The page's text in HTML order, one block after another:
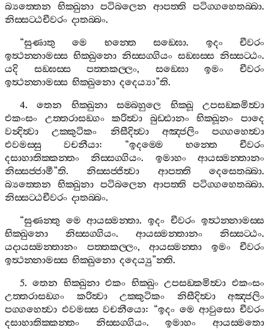
බ්‍යත‍්තෙන
භික‍්ඛුනා පටිබලෙන ආපත‍්ති පටිග‍්ගහෙතබ‍්බා.
නිස‍්සට‍්ඨචීවරං දාතබ‍්බං.
“සුණාතු මෙ භන‍්තෙ සඞ‍්ඝො. ඉදං
චීවරං
ඉත්‍ථන‍්නාමස‍්ස භික‍්ඛුනො නිස‍්සග‍්ගියං සඞ‍්ඝස‍්ස නිස‍්සට‍්ඨං.
යදි
සඞ‍්ඝස‍්ස පත‍්තකල‍්ලං, සඞ‍්ඝො ඉමං
චීවරං
ඉත්‍ථන‍්නාමස‍්ස භික‍්ඛුනො දදෙය්‍යා”ති.
4.තෙන භික‍්ඛුනා සම‍්බහුලෙ භික‍්ඛූ
උපසඞ‍්කමිත්‍වා
එකංසං
උත‍්තරාසඞ‍්ගං කරිත්‍වා බුඩ‍්ඪානං භික‍්ඛූනං
පාදෙ
වන්‍දිත්‍වා
උක‍්කුටිකං නිසීදිත්‍වා අඤ‍්ජලිං
පග‍්ගහෙත්‍වා
එවමස‍්සු
වචනීයා: “ඉදම‍්මෙ භන‍්තෙ
චීවරං
දසාහාතික‍්කන‍්තං
නිස‍්සග‍්ගියං. ඉමාහං
ආයස‍්මන‍්තානං
නිස‍්සජ‍්ජාමී”ති.නිස‍්සජ‍්ජිත්‍වා ආපත‍්ති දෙසෙතබ‍්බා.
බ්‍යත‍්තෙන
භික‍්ඛුනා පටිබලෙන ආපත‍්ති පටිග‍්ගහෙතබ‍්බා.
නිස‍්සට‍්ඨචීවරං දාතබ‍්බං.
“සුණන‍්තු මෙ ආයස‍්මන‍්තා.ඉදං චීවරං ඉත්‍ථන‍්නාමස‍්ස
භික‍්ඛුනො
නිස‍්සග‍්ගියං. ආයස‍්මන‍්තානං නිස‍්සට‍්ඨං.
යදායස‍්මන‍්තානං
පත‍්තකල‍්ලං, ආයස‍්මන‍්තා ඉමං
චීවරං
ඉත්‍ථන‍්නාමස‍්ස භික‍්ඛුනො දදෙය්‍යු”න‍්ති.
5.තෙන භික‍්ඛුනා එකං භික‍්ඛුං උපසඞ‍්කමිත්‍වා එකංසං
උත‍්තරාසඞ‍්ගං
කරිත්‍වා උක‍්කුටිකං නිසීදිත්‍වා
අඤ‍්ජලිං
පග‍්ගහෙත්‍වා එවමස‍්ස වචනීයො: “ඉදං මෙ ආවුසො චීවරං
දසාහාතික‍්කන‍්තං
නිස‍්සග‍්ගියං.ඉමාහං
ආයස‍්මතො